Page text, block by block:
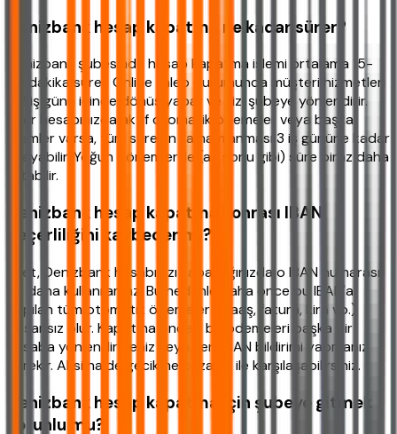
Denizbank hesap kapatma ne kadar sürer?
Denizbank şubesinde hesap kapatma işlemi ortalama 15-
20 dakika sürer. Online talep durumunda müşteri hizmetleri
1-2 iş günü içinde dönüş yapar ve sizi şubeye yönlendirir.
Eğer hesabınızda aktif otomatik ödemeler veya başka
işlemler varsa, tüm sürecin tamamlanması 3 iş gününe kadar
uzayabilir. Yoğun dönemlerde (ay sonu gibi) süre biraz daha
artabilir.
Denizbank hesap kapatma sonrası IBAN
geçerliliğini kaybeder mi?
Evet, Denizbank hesabınızı kapattığınızda o IBAN numarası
bir daha kullanılamaz. Bu nedenle daha önce bu IBAN'a
yapılan tüm otomatik ödemeler (maaş, fatura, kira vb.)
başarısız olur. Kapatma öncesi bu ödemeleri başka bir
hesaba yönlendirmeniz veya yeni IBAN bildirimi yapmanız
gerekir. Aksi halde gecikme cezaları ile karşılaşabilirsiniz.
Denizbank hesap kapatma için şubeye gitmek
zorunlu mu?